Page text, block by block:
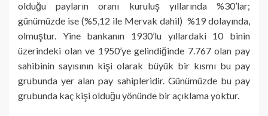
olduğu payların oranı kuruluş yıllarında %30’lar;
günümüzde ise (%5,12 ile Mervak dahil) %19 dolayında,
olmuştur. Yine bankanın 1930’lu yıllardaki 10 binin
üzerindeki olan ve 1950’ye gelindiğinde 7.767 olan pay
sahibinin sayısının kişi olarak büyük bir kısmı bu pay
grubunda yer alan pay sahipleridir. Günümüzde bu pay
grubunda kaç kişi olduğu yönünde bir açıklama yoktur.